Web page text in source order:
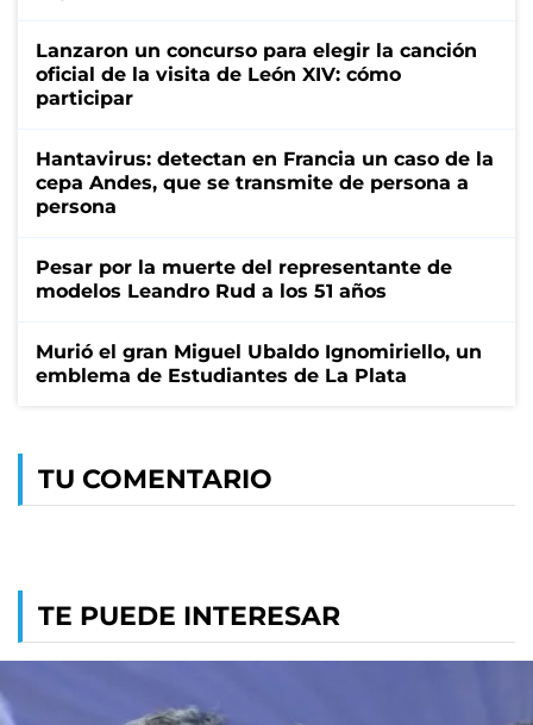
Lanzaron un concurso para elegir la canción
oficial de la visita de León XIV: cómo
participar
Hantavirus: detectan en Francia un caso de la
cepa Andes, que se transmite de persona a
persona
Pesar por la muerte del representante de
modelos Leandro Rud a los 51 años
Murió el gran Miguel Ubaldo Ignomiriello, un
emblema de Estudiantes de La Plata
TU COMENTARIO
TE PUEDE INTERESAR